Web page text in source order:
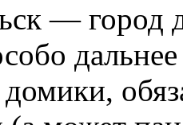
— город